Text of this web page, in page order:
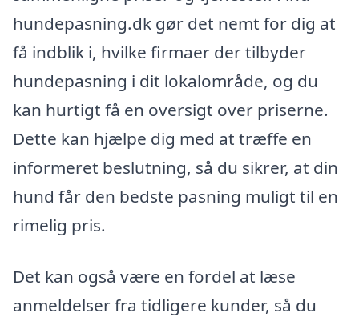
hundepasning.dk gør det nemt for dig at
få indblik i, hvilke firmaer der tilbyder
hundepasning i dit lokalområde, og du
kan hurtigt få en oversigt over priserne.
Dette kan hjælpe dig med at træffe en
informeret beslutning, så du sikrer, at din
hund får den bedste pasning muligt til en
rimelig pris.
Det kan også være en fordel at læse
anmeldelser fra tidligere kunder, så du